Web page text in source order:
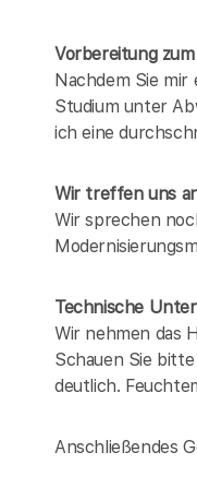
Vorbereitung
Nachdem Sie
Studium unter
ich eine
Wir treffen uns
Wir sprechen
Technische
Wir nehmen das
Schauen Sie
deutlich.
Anschließendes